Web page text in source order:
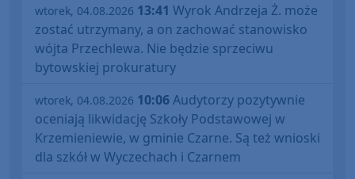
wtorek, 04.08.2026 13:41 Wyrok Andrzeja Ż. może
zostać utrzymany, a on zachować stanowisko
wójta Przechlewa. Nie będzie sprzeciwu
bytowskiej prokuratury
wtorek, 04.08.2026 10:06Audytorzy pozytywnie
oceniają likwidację Szkoły Podstawowej w
Krzemieniewie, w gminie Czarne. Są też wnioski
dla szkół w Wyczechach i Czarnem